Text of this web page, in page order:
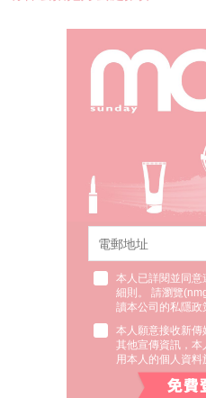
本人已詳閱並同意
細則。 請瀏覽(
讀本公司的私隱政
本人願意接收新傳
其他宣傳資訊，本
用本人的個人資料